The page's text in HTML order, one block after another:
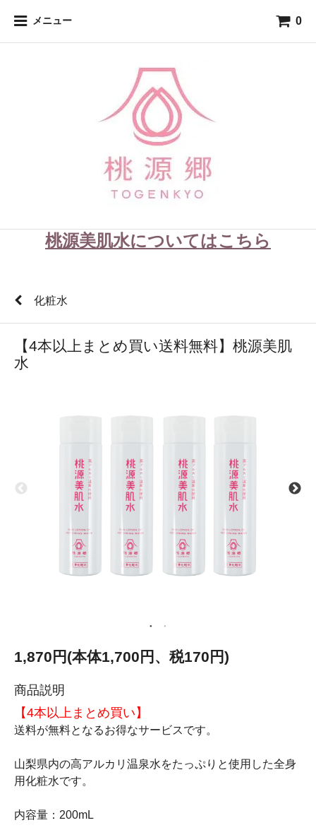
メニュー 0
桃源美肌水についてはこちら
化粧水
【4本以上まとめ買い送料無料】桃源美肌
水
1,870円(本体1,700円、税170円)
商品説明
【4本以上まとめ買い】
送料が無料となるお得なサービスです。
山梨県内の高アルカリ温泉水をたっぷりと使用した全身
用化粧水です。
内容量：200mL